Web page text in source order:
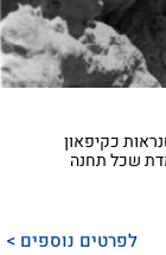
כקיפאון
שכל תחנה
לפרטים נוספים >